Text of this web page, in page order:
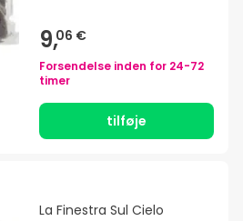
9,06 €
Forsendelse inden for 24-72
timer
tilføje
La Finestra Sul Cielo